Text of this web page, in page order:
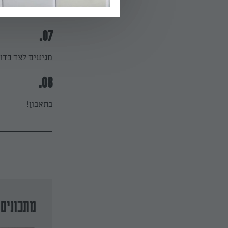
מקשטים עם
07.
מגישים לצד
08.
בתאבון!